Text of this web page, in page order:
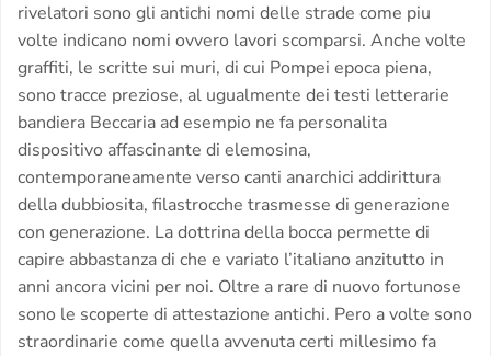
rivelatori sono gli antichi nomi delle strade come piu
volte indicano nomi ovvero lavori scomparsi. Anche volte
graffiti, le scritte sui muri, di cui Pompei epoca piena,
sono tracce preziose, al ugualmente dei testi letterarie
bandiera Beccaria ad esempio ne fa personalita
dispositivo affascinante di elemosina,
contemporaneamente verso canti anarchici addirittura
della dubbiosita, filastrocche trasmesse di generazione
con generazione. La dottrina della bocca permette di
capire abbastanza di che e variato l’italiano anzitutto in
anni ancora vicini per noi. Oltre a rare di nuovo fortunose
sono le scoperte di attestazione antichi. Pero a volte sono
straordinarie come quella avvenuta certi millesimo fa